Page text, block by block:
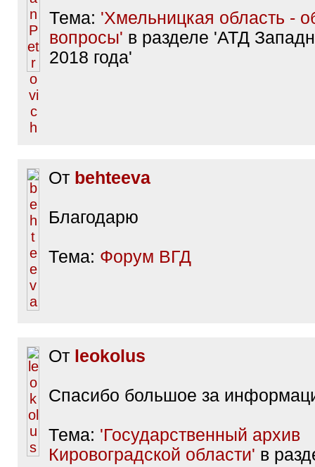
Тема: 'Хмельницкая область -
вопросы' в разделе 'АТД
2018 года'
От behteeva
Благодарю
Тема: Форум ВГД
От leokolus
Спасибо большое за
Тема: 'Государственный архив
Кировоградской области' в